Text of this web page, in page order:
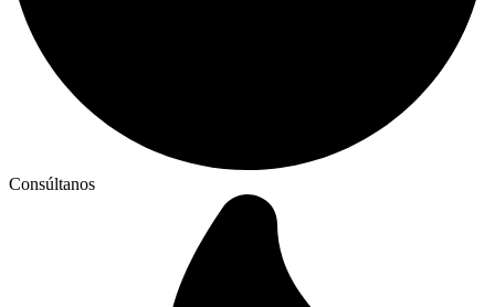
Consúltanos